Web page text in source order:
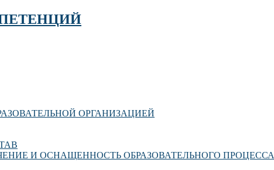
ОРГАНИЗАЦИЕЙ
И ОСНАЩЕННОСТЬ ОБРАЗОВАТЕЛЬНОГО ПРОЦЕССА